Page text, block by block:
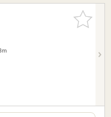
お気に入
りに追加